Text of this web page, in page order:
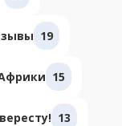
19
15
13